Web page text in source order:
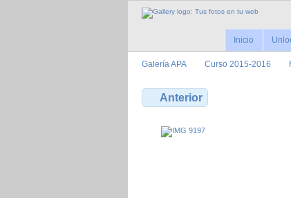
Inicio
Galerí­a APA Curso 2015-2016
Anterior